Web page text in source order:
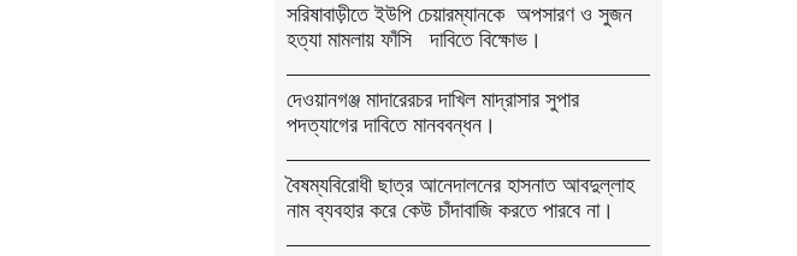
সরিষাবাড়ীতে ইউপি চেয়ারম্যানকে অপসারণ ও সুজন
হত্যা মামলায় ফাঁসি দাবিতে বিক্ষোভ।
দেওয়ানগঞ্জ মাদারেরচর দাখিল মাদ্রাসার সুপার
পদত্যাগের দাবিতে মানববন্ধন।
বৈষম্যবিরোধী ছাত্র আনেদালনের হাসনাত আবদুল্লাহ
নাম ব্যবহার করে কেউ চাঁদাবাজি করতে পারবে না।